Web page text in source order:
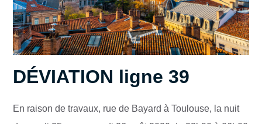
DÉVIATION ligne 39
En raison de travaux, rue de Bayard à Toulouse, la nuit